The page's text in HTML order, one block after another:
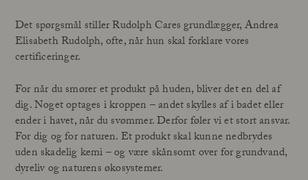
Det spørgsmål stiller Rudolph Cares grundlægger, Andrea
Elisabeth Rudolph, ofte, når hun skal forklare vores
certificeringer.
For når du smører et produkt på huden, bliver det en del af
dig. Noget optages i kroppen – andet skylles af i badet eller
ender i havet, når du svømmer. Derfor føler vi et stort ansvar.
For dig og for naturen. Et produkt skal kunne nedbrydes
uden skadelig kemi – og være skånsomt over for grundvand,
dyreliv og naturens økosystemer.